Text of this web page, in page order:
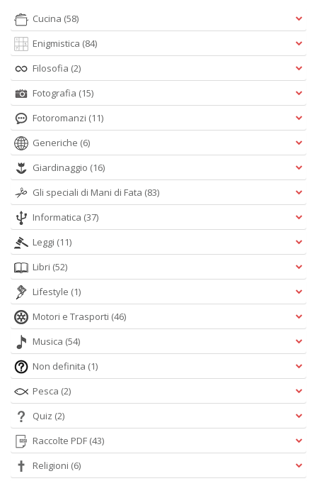
Cucina (58)
Enigmistica (84)
Filosofia (2)
Fotografia (15)
Fotoromanzi (11)
Generiche (6)
Giardinaggio (16)
Gli speciali di Mani di Fata (83)
Informatica (37)
Leggi (11)
Libri (52)
Lifestyle (1)
Motori e Trasporti (46)
Musica (54)
Non definita (1)
Pesca (2)
Quiz (2)
Raccolte PDF (43)
Religioni (6)